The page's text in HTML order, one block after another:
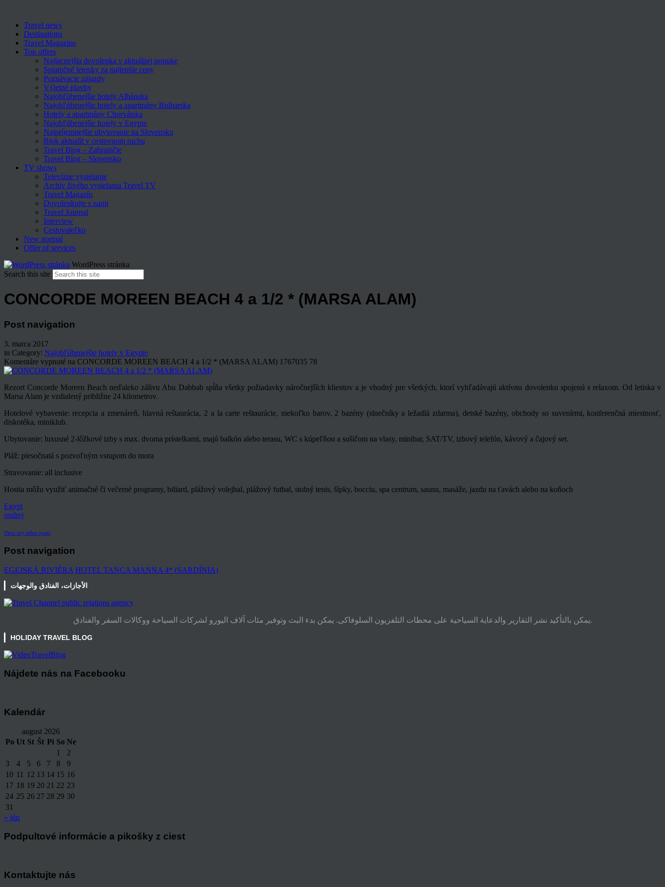
Travel news
Destinations
Travel Magazine
Top offers
Najlacnejšia dovolenka v aktuálnej ponuke
Spiatočné letenky za najlepšie ceny
Poznávacie zájazdy
Výletné plavby
Najobľúbenejšie hotely Albánska
Najobľúbenejšie hotely a apartmány Bulharska
Hotely a apartmány Chorvátska
Najobľúbenejšie hotely v Egypte
Najpríjemnejšie ubytovanie na Slovensku
Blok aktualít v cestovnom ruchu
Travel Blog – Zahraničie
Travel Blog – Slovensko
TV shows
Televízne vysielanie
Archív živého vysielania Travel TV
Travel Magazín
Dovolenkujte s nami
Travel Journal
Interview
Cestovateľko
New normal
Offer of services
WordPress stránka
Search this site
CONCORDE MOREEN BEACH 4 a 1/2 * (MARSA ALAM)
Post navigation
3. marca 2017
in Category: Najobľúbenejšie hotely v Egypte
Komentáre vypnuté na CONCORDE MOREEN BEACH 4 a 1/2 * (MARSA ALAM) 1767035 78
Rezort Concorde Moreen Beach neďaleko zálivu Abu Dabbab spĺňa všetky požiadavky náročnejších klientov a je vhodný pre všetkých, ktorí vyhľadávajú aktívnu dovolenku spojenú s relaxom. Od letiska v
Marsa Alam je vzdialený približne 24 kilometrov.
Hotelové vybavenie: recepcia a zmenáreň, hlavná reštaurácia, 2 a la carte reštaurácie, niekoľko barov, 2 bazény (slnečníky a ležadlá zdarma), detské bazény, obchody so suvenírmi, konferenčná miestnosť,
diskotéka, miniklub.
Ubytovanie: luxusné 2-lôžkové izby s max. dvoma prístelkami, majú balkón alebo terasu, WC s kúpeľňou a sušičom na vlasy, minibar, SAT/TV, izbový telefón, kávový a čajový set.
Pláž: piesočnatá s pozvoľným vstupom do mora
Stravovanie: all inclusive
Hostia môžu využiť animačné či večerné programy, biliard, plážový volejbal, plážový futbal, stolný tenis, šípky, bocciu, spa centrum, saunu, masáže, jazdu na ťavách alebo na koňoch
Egypt
ondrej
View my other posts
Post navigation
EGEJSKÁ RIVIÉRA HOTEL TANCA MANNA 4* (SARDÍNIA)
الأجازات، الفنادق والوجهات
يمكن بالتأكيد نشر التقارير والدعاية السياحية على محطات التلفزيون السلوفاكى. يمكن بدء البث وتوفير مئات آلاف اليورو لشركات السياحة ووكالات السفر والفنادق.
HOLIDAY TRAVEL BLOG
Nájdete nás na Facebooku
Kalendár
august 2026
Po Ut St Št Pi So Ne
1
2
3
4 5 6 7 8
9
10 11 12 13 14 15 16
17 18 19 20 21 22 23
24 25 26 27 28 29 30
31
« jún
Podpultové informácie a pikošky z ciest
Kontaktujte nás